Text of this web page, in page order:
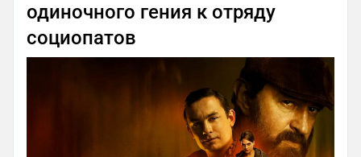
одиночного гения к отряду
социопатов